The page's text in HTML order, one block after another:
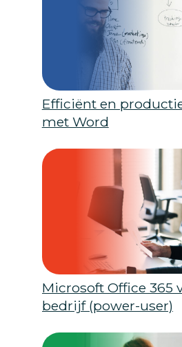
Efficiënt en
met Word
Microsoft Office 365
bedrijf (power-user)